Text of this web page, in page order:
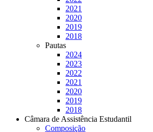
2021
2020
2019
2018
Pautas
2024
2023
2022
2021
2020
2019
2018
Câmara de Assistência Estudantil
Composição